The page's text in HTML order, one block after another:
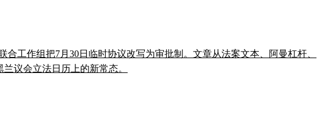
工作组把7月30日临时协议改写为审批制。文章从法案文本、阿曼杠杆、
议会立法日历上的新常态。